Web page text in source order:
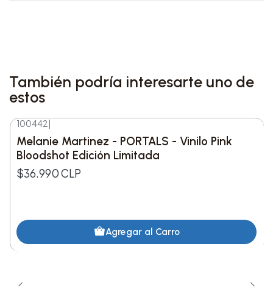
la música actual.
• Color del vinilo: Edición limitada prensada en
• Edición exclusiva: Versión exclusiva de Target.
• Arte visual: Portada llamativa con diseño
Lista de canciones:
1. STANKA POOH
2. BULLFROG
También podría interesarte uno de
estos
100442
Melanie Martinez - PORTALS - Vinilo Pink
Bloodshot Edición Limitada
$36.990 CLP
Agregar al Carro